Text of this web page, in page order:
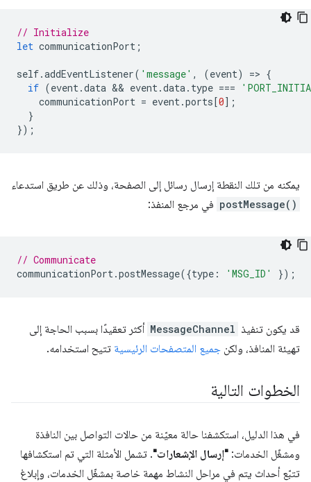
// Initialize
let communicationPort ;
self.addEventListener( 'message' , (event) => {
if (event.data && event.data. type ===
communicationPort = event.ports [0];
}
});
يمكنه من تلك النقطة إرسال رسائل إلى الصفحة، وذلك عن طريق استدعاء
postMessage() في مرجع المنفذ:
// Communicate
communicationPort.postMessage({type : 'MSG_ID' });
قد يكون تنفيذ MessageChannel أكثر تعقيدًا بسبب الحاجة إلى
تهيئة المنافذ، ولكن جميع المتصفحات الرئيسية تتيح استخدامه.
الخطوات التالية
في هذا الدليل، استكشفنا حالة معيّنة من حالات التواصل بين النافذة
ومشغّل الخدمات: "إرسال الإشعارات". تشمل الأمثلة التي تم استكشافها
تتبّع أحداث يتم في مراحل النشاط مهمة خاصة بمشغّل الخدمات، وإبلاغ